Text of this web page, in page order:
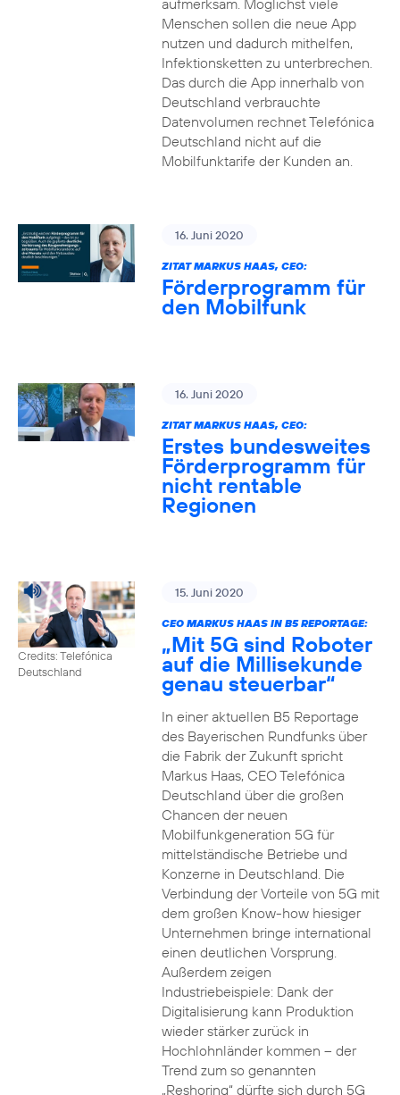
aufmerksam. Möglichst viele
Menschen sollen die neue App
nutzen und dadurch mithelfen,
Infektionsketten zu unterbrechen.
Das durch die App innerhalb von
Deutschland verbrauchte
Datenvolumen rechnet Telefónica
Deutschland nicht auf die
Mobilfunktarife der Kunden an.
16. Juni 2020
ZITAT MARKUS HAAS, CEO:
Förderprogramm für
den Mobilfunk
16. Juni 2020
ZITAT MARKUS HAAS, CEO:
Erstes bundesweites
Förderprogramm für
nicht rentable
Regionen
Credits: Telefónica
Deutschland
15. Juni 2020
CEO MARKUS HAAS IN B5 REPORTAGE:
„Mit 5G sind Roboter
auf die Millisekunde
genau steuerbar“
In einer aktuellen B5 Reportage
des Bayerischen Rundfunks über
die Fabrik der Zukunft spricht
Markus Haas, CEO Telefónica
Deutschland über die großen
Chancen der neuen
Mobilfunkgeneration 5G für
mittelständische Betriebe und
Konzerne in Deutschland. Die
Verbindung der Vorteile von 5G mit
dem großen Know-how hiesiger
Unternehmen bringe international
einen deutlichen Vorsprung.
Außerdem zeigen
Industriebeispiele: Dank der
Digitalisierung kann Produktion
wieder stärker zurück in
Hochlohnländer kommen – der
Trend zum so genannten
„Reshoring“ dürfte sich durch 5G